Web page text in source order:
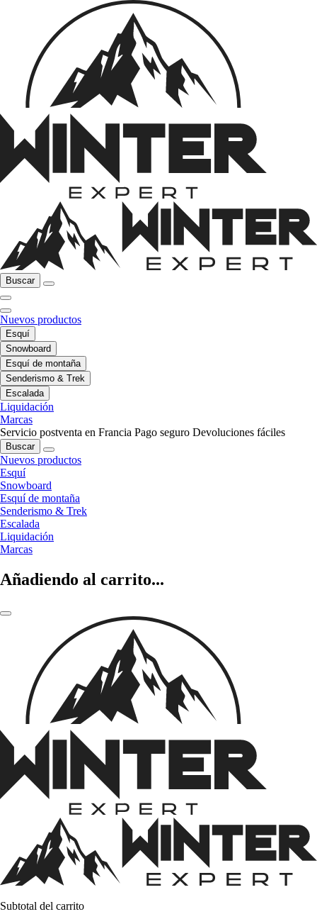
Buscar
Nuevos productos
Esquí
Snowboard
Esquí de montaña
Senderismo & Trek
Escalada
Liquidación
Marcas
Servicio postventa en Francia Pago seguro Devoluciones fáciles
Buscar
Nuevos productos
Esquí
Snowboard
Esquí de montaña
Senderismo & Trek
Escalada
Liquidación
Marcas
Añadiendo al carrito...
Subtotal del carrito